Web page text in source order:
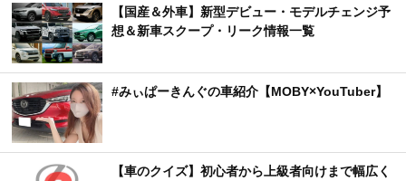
【国産＆外車】新型デビュー・モデルチェンジ予
想＆新車スクープ・リーク情報一覧
#みぃぱーきんぐの車紹介【MOBY×YouTuber】
【車のクイズ】初心者から上級者向けまで幅広く